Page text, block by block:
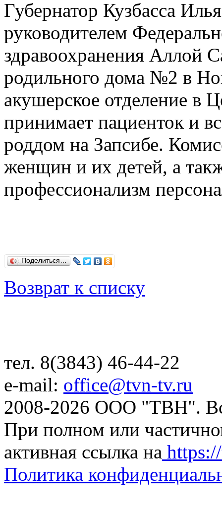
Губернатор Кузбасса
руководителем
здравоохранения Аллой
родильного дома №2 в
акушерское отделение в
принимает пациенток и
роддом на Запсибе.
женщин и их детей, а
профессионализм
Поделиться…
Возврат к списку
тел. 8(3843) 46-44-22
e-mail: office@tvn-tv.ru
2008-2026 ООО "ТВН".
При полном или
активная ссылка на
Политика